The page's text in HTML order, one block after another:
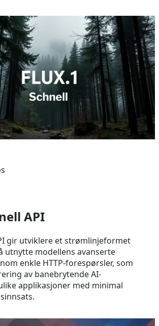
API
gir utviklere et strømlinjeformet
utnytte modellens avanserte
enkle HTTP-forespørsler, som
av banebrytende AI-
applikasjoner med minimal